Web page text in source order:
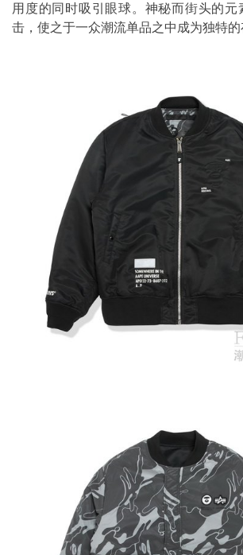
用度的同时吸引眼球。神秘而街头的元
击，使之于一众潮流单品之中成为独特的